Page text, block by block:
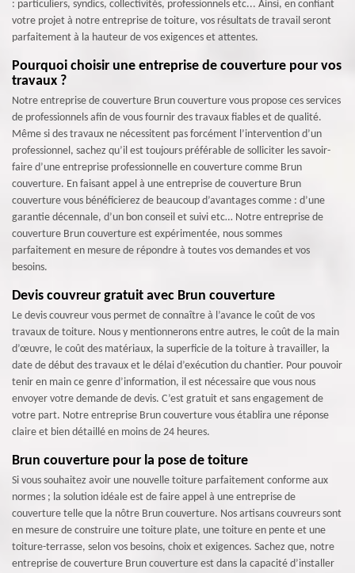
: particuliers, syndics, collectivités, professionnels etc... Ainsi, en confiant
votre projet à notre entreprise de toiture, vos résultats de travail seront
parfaitement à la hauteur de vos exigences et attentes.
Pourquoi choisir une entreprise de couverture pour vos
travaux ?
Notre entreprise de couverture Brun couverture vous propose ces services
de professionnels afin de vous fournir des travaux fiables et de qualité.
Même si des travaux ne nécessitent pas forcément l’intervention d’un
professionnel, sachez qu’il est toujours préférable de solliciter les savoir-
faire d’une entreprise professionnelle en couverture comme Brun
couverture. En faisant appel à une entreprise de couverture Brun
couverture vous bénéficierez de beaucoup d’avantages comme : d’une
garantie décennale, d’un bon conseil et suivi etc… Notre entreprise de
couverture Brun couverture est expérimentée, nous sommes
parfaitement en mesure de répondre à toutes vos demandes et vos
besoins.
Devis couvreur gratuit avec Brun couverture
Le devis couvreur vous permet de connaître à l’avance le coût de vos
travaux de toiture. Nous y mentionnerons entre autres, le coût de la main
d’œuvre, le coût des matériaux, la superficie de la toiture à travailler, la
date de début des travaux et le délai d’exécution du chantier. Pour pouvoir
tenir en main ce genre d’information, il est nécessaire que vous nous
envoyer votre demande de devis. C’est gratuit et sans engagement de
votre part. Notre entreprise Brun couverture vous établira une réponse
claire et bien détaillé en moins de 24 heures.
Brun couverture pour la pose de toiture
Si vous souhaitez avoir une nouvelle toiture parfaitement conforme aux
normes ; la solution idéale est de faire appel à une entreprise de
couverture telle que la nôtre Brun couverture. Nos artisans couvreurs sont
en mesure de construire une toiture plate, une toiture en pente et une
toiture-terrasse, selon vos besoins, choix et exigences. Sachez que, notre
entreprise de couverture Brun couverture est dans la capacité d’installer